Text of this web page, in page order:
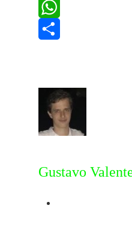
Copy
Link
WhatsApp
Gustavo